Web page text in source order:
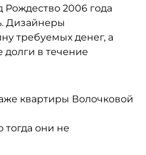
Рождество 2006 года
Дизайнеры
требуемых денег, а
долги в течение
квартиры Волочковой
тогда они не